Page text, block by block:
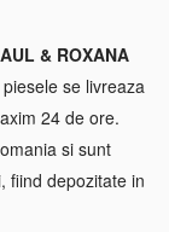
& ROXANA
se livreaza
24 de ore.
si sunt
fiind depozitate in